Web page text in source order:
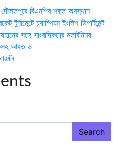
বিএনপির শক্ত অবস্থান
টুর্নামেন্টে চ্যাম্পিয়ন ইংলিশ ডিপার্টমেন্ট
সঙ্গে সাংবাদিকদের মতবিনিময়
আহত ৬
Search